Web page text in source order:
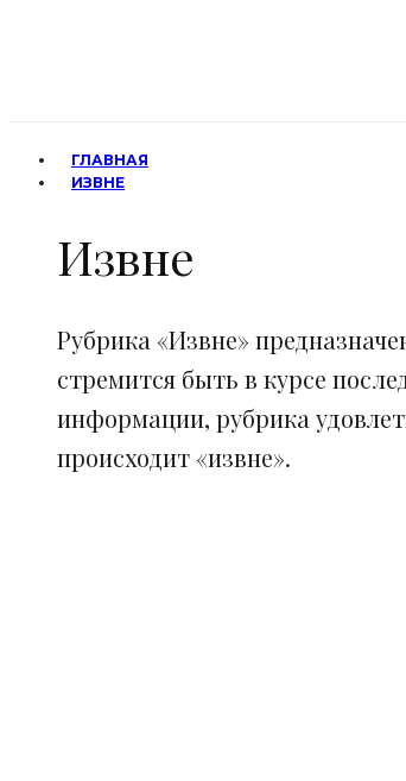
ГЛАВНАЯ
ИЗВНЕ
Извне
Рубрика «Извне»
стремится быть в курсе
информации, рубрика
происходит «извне».